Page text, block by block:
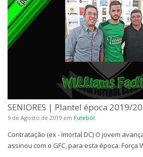
SENIORES | Plantel época 2019/20
9 de Agosto de 2019 em Futebol
Contratação (ex - Imortal DC) O jovem
assinou com o GFC, para esta época. Força